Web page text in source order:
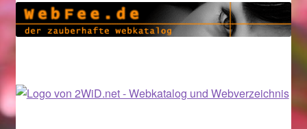
Geschenkideen für Weihnachten 2022
Geschenkideen für Weihnachten 2024